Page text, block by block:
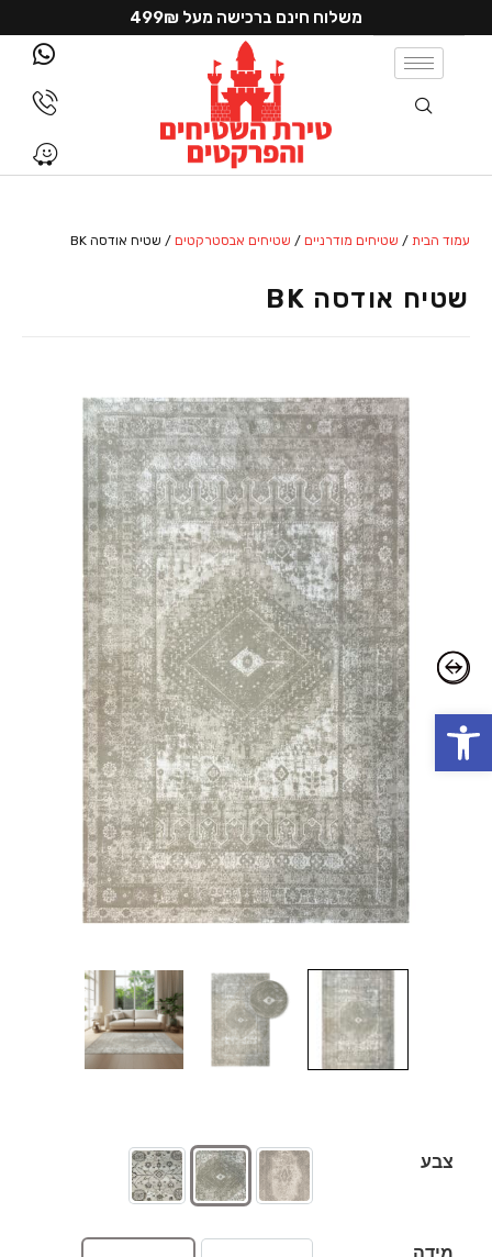
פתח סרגל נגישות
משלוח חינם ברכישה מעל 499₪
עמוד הבית / שטיחים מודרניים / שטיחים אבסטרקטים / שטיח אודסה BK
שטיח אודסה BK
צבע
מידה